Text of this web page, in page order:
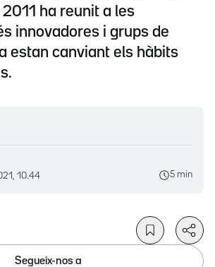
ha reunit a les
innovadores i grups de
estan canviant els hàbits
10.44 5 min
Segueix-nos a